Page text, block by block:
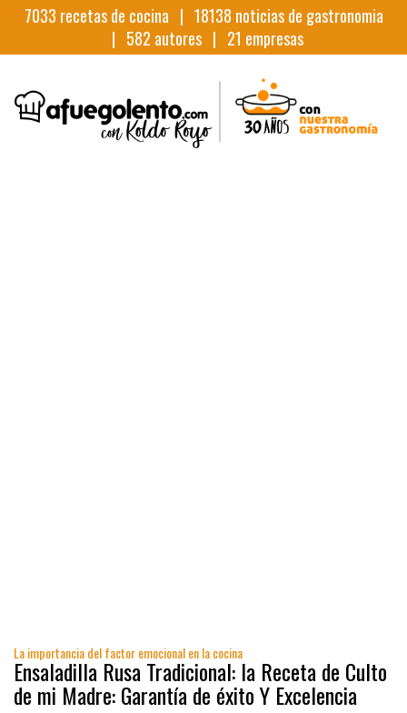
7033 recetas de cocina | 18138 noticias de gastronomia
| 582 autores | 21 empresas
La importancia del factor emocional en la cocina
Ensaladilla Rusa Tradicional: la Receta de Culto
de mi Madre: Garantía de éxito Y Excelencia